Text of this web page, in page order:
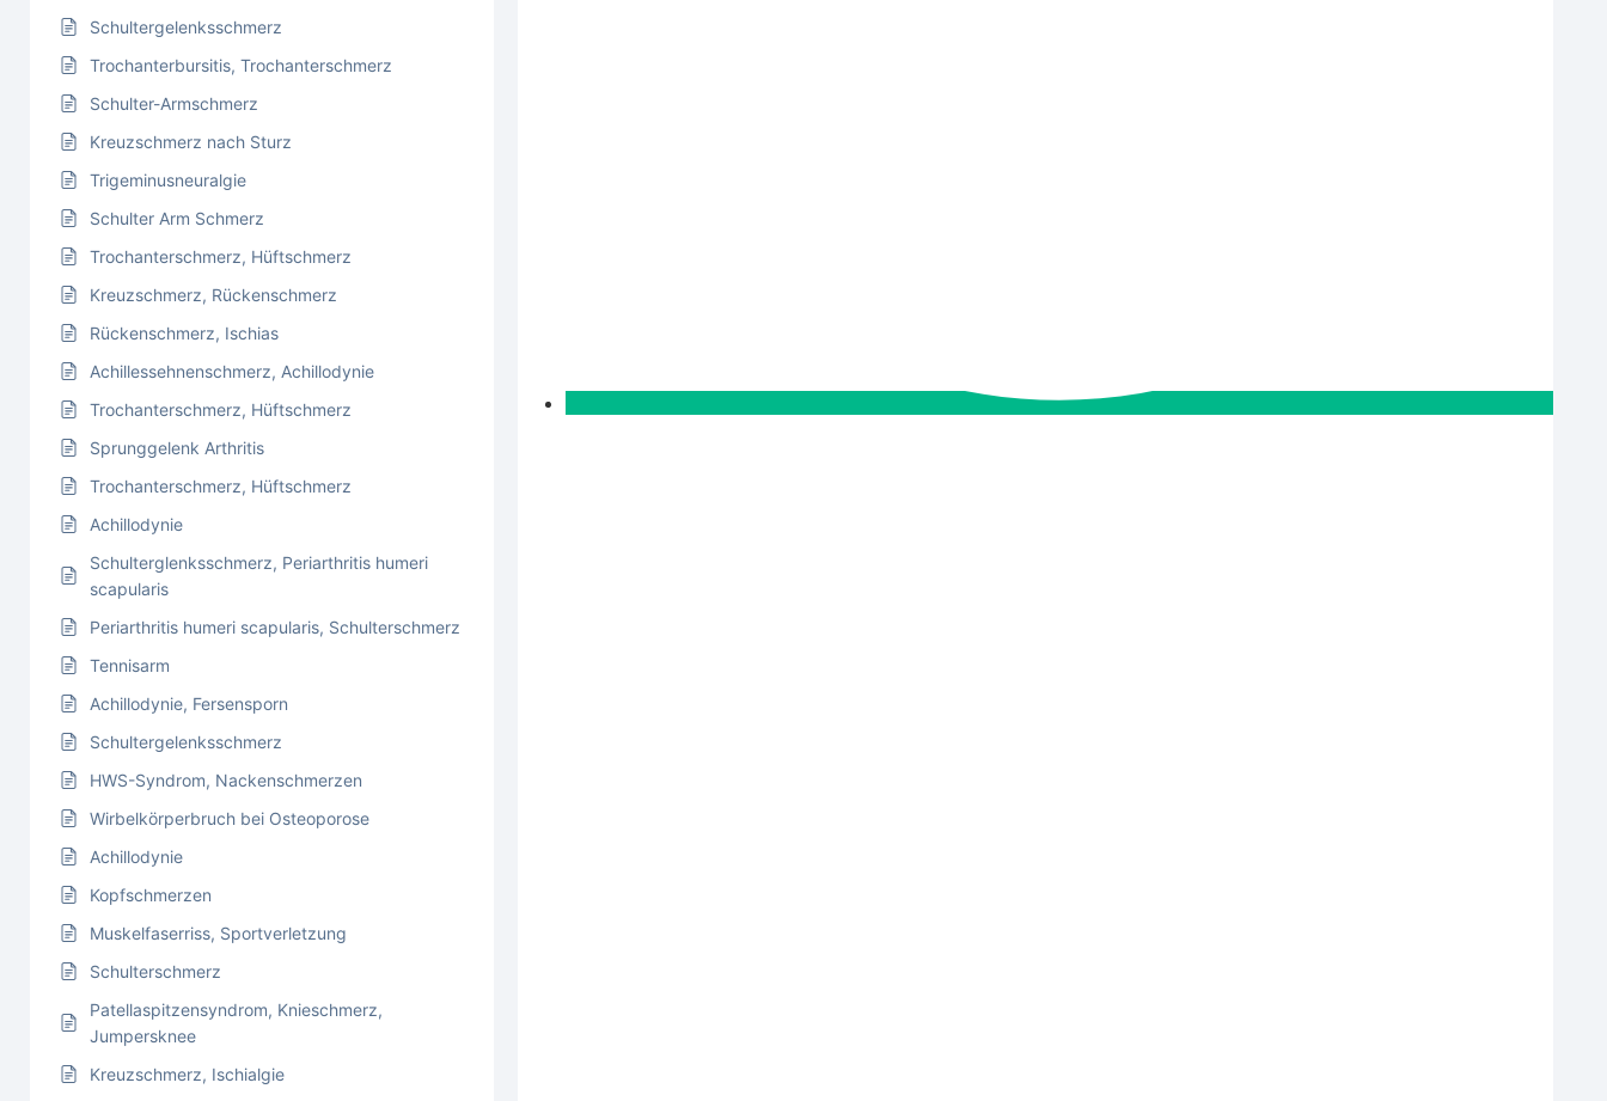
Schultergelenksschmerz
Trochanterbursitis, Trochanterschmerz
Schulter-Armschmerz
Kreuzschmerz nach Sturz
Trigeminusneuralgie
Schulter Arm Schmerz
Trochanterschmerz, Hüftschmerz
Kreuzschmerz, Rückenschmerz
Rückenschmerz, Ischias
Achillessehnenschmerz, Achillodynie
Trochanterschmerz, Hüftschmerz
Sprunggelenk Arthritis
Trochanterschmerz, Hüftschmerz
Achillodynie
Schulterglenksschmerz, Periarthritis humeri
scapularis
Periarthritis humeri scapularis, Schulterschmerz
Tennisarm
Achillodynie, Fersensporn
Schultergelenksschmerz
HWS-Syndrom, Nackenschmerzen
Wirbelkörperbruch bei Osteoporose
Achillodynie
Kopfschmerzen
Muskelfaserriss, Sportverletzung
Schulterschmerz
Patellaspitzensyndrom, Knieschmerz,
Jumpersknee
Kreuzschmerz, Ischialgie